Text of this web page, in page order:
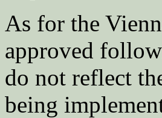
As for the
approved
do not reflect
being